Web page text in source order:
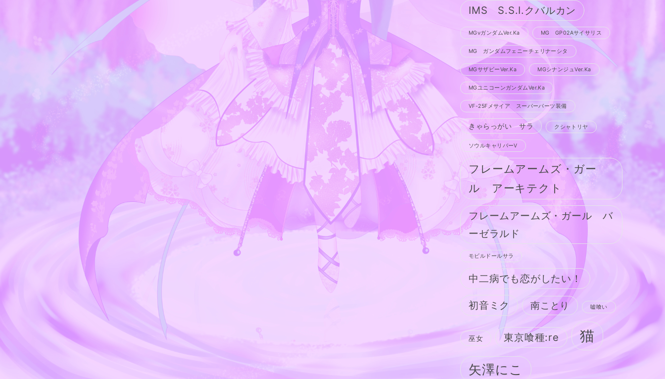
IMS S.S.I.クバルカン
MGνガンダムVer.Ka MG GP02Aサイサリス
MG ガンダムフェニーチェリナーシタ
MGサザビーVer.Ka MGシナンジュVer.Ka
MGユニコーンガンダムVer.Ka
VF-25Fメサイア スーパーパーツ装備
きゃらっがい サラ クシャトリヤ
ソウルキャリバーV
フレームアームズ・ガー
ル アーキテクト
フレームアームズ・ガール バ
ーゼラルド
モビルドールサラ
中二病でも恋がしたい！
初音ミク 南ことり 嘘喰い
巫女 東京喰種:re 猫
矢澤にこ